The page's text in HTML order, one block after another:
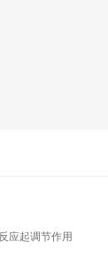
应起调节作用